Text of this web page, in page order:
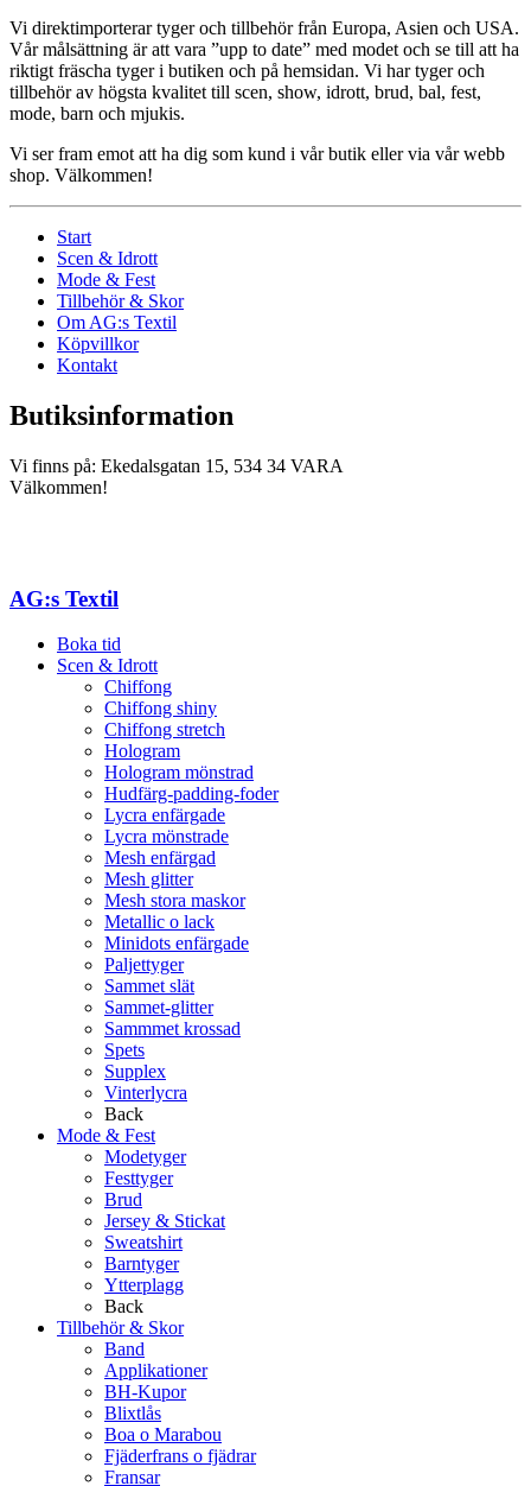
Vi direktimporterar tyger och tillbehör från Europa, Asien och USA.
Vår målsättning är att vara ”upp to date” med modet och se till att ha
riktigt fräscha tyger i butiken och på hemsidan. Vi har tyger och
tillbehör av högsta kvalitet till scen, show, idrott, brud, bal, fest,
mode, barn och mjukis.
Vi ser fram emot att ha dig som kund i vår butik eller via vår webb
shop. Välkommen!
Start
Scen & Idrott
Mode & Fest
Tillbehör & Skor
Om AG:s Textil
Köpvillkor
Kontakt
Butiksinformation
Vi finns på: Ekedalsgatan 15, 534 34 VARA
Välkommen!
AG:s Textil
Boka tid
Scen & Idrott
Chiffong
Chiffong shiny
Chiffong stretch
Hologram
Hologram mönstrad
Hudfärg-padding-foder
Lycra enfärgade
Lycra mönstrade
Mesh enfärgad
Mesh glitter
Mesh stora maskor
Metallic o lack
Minidots enfärgade
Paljettyger
Sammet slät
Sammet-glitter
Sammmet krossad
Spets
Supplex
Vinterlycra
Back
Mode & Fest
Modetyger
Festtyger
Brud
Jersey & Stickat
Sweatshirt
Barntyger
Ytterplagg
Back
Tillbehör & Skor
Band
Applikationer
BH-Kupor
Blixtlås
Boa o Marabou
Fjäderfrans o fjädrar
Fransar